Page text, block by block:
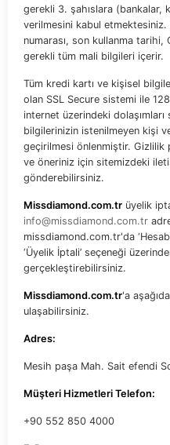
gerekli 3. şahıslara (bankalar,
verilmesini kabul etmektesiniz.
numarası, son kullanma
gerekli tüm mali bilgileri içerir.
Tüm kredi kartı ve kişisel
olan SSL Secure sistemi ile
internet üzerindeki
bilgilerinizin istenilmeyen kişi
geçirilmesi önlenmiştir. Gizlilik
ve öneriniz için sitemizdeki
gönderebilirsiniz.
Missdiamond.com.tr üyelik
info@missdiamond.com.tr
missdiamond.com.tr'da
‘Üyelik İptali’ seçeneği
gerçekleştirebilirsiniz.
Missdiamond.com.tr'a
ulaşabilirsiniz.
Adres:
Mesih paşa Mah. Sait efendi
Müşteri Hizmetleri Telefon:
+90 552 850 4000